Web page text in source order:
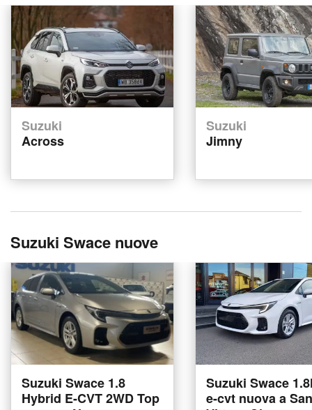
Suzuki
Across
Suzuki
Jimny
Suzuki Swace nuove
Suzuki Swace 1.8
Hybrid E-CVT 2WD Top
Suzuki Swace
e-cvt nuova a San